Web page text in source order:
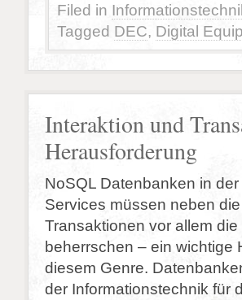
Filed in
Tagged DEC, Digital
Interaktion und
Herausforderung
NoSQL Datenbanken in
Services müssen neben
Transaktionen vor allem
beherrschen – ein wichtige
diesem Genre.
der Informationstechnik für